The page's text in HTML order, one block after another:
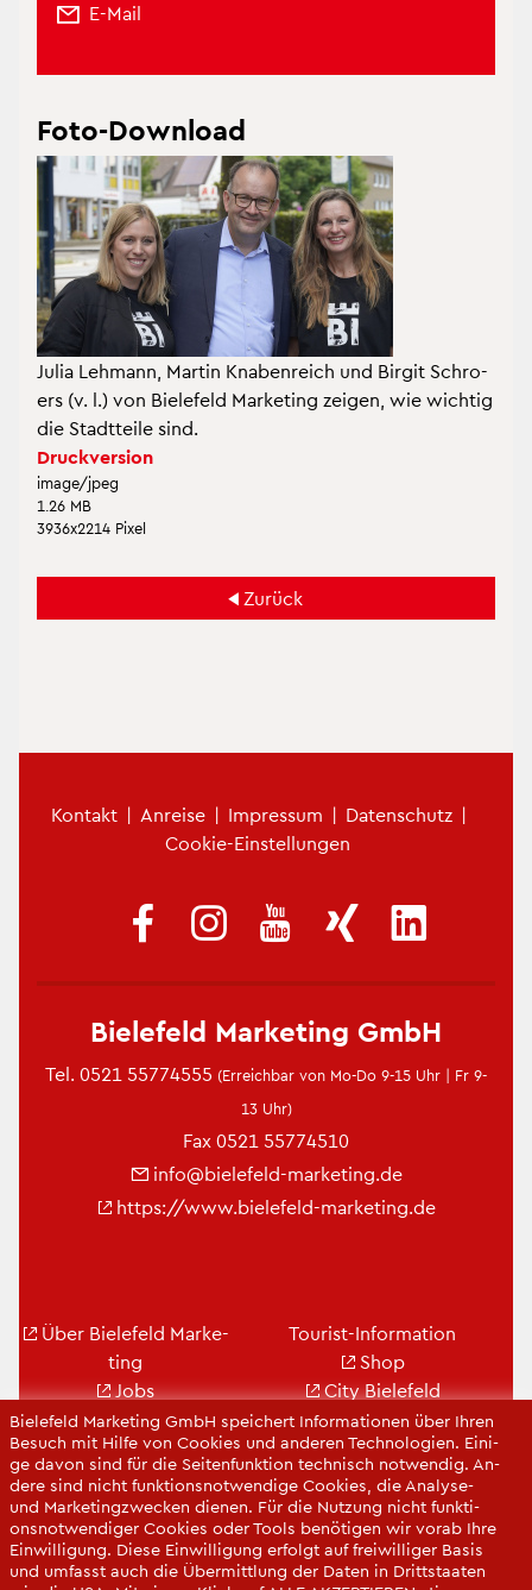
E-Mail
Foto-Down­load
Julia Leh­mann, Mar­tin Kna­ben­reich und Bir­git Schro­
ers (v. l.) von Bie­le­feld Mar­ke­ting zei­gen, wie wich­tig
die Stadt­tei­le sind.
Druck­ver­si­on
image/jpeg
1.26 MB
3936x2214 Pixel
Zu­rück
Fu­ß­zei­len­me­nüKon­takt | An­rei­se | Im­pres­sum | Da­ten­schutz |
Coo­kie-Ein­stel­lun­gen
Bie­le­feld Mar­ke­ting GmbH spei­chert In­for­ma­tio­nen über Ihren
Be­such mit Hilfe von Coo­kies und an­de­ren Tech­no­lo­gi­en. Ei­ni­
ge davon sind für die Sei­ten­funk­ti­on tech­nisch not­wen­dig. An­
de­re sind nicht funk­ti­ons­not­wen­di­ge Coo­kies, die Ana­ly­se-
und Mar­ke­ting­zwe­cken die­nen. Für die Nut­zung nicht funk­ti­
ons­not­wen­di­ger Coo­kies oder Tools be­nö­ti­gen wir vorab Ihre
Ein­wil­li­gung. Diese Ein­wil­li­gung er­folgt auf frei­wil­li­ger Basis
und um­fasst auch die Über­mitt­lung der Daten in Dritt­staa­ten
Bie­le­feld Mar­ke­ting GmbH
Tel. 0521 55774555 (Er­reich­bar von Mo-Do 9-15 Uhr | Fr 9-
13 Uhr)
Fax 0521 55774510
info@​bielefeld-​marketing.​de
https://​www.​bielefeld-​marketing.​de
Über Bie­le­feld Mar­ke­
ting
Jobs
Kon­takt
Ge­schäfts­be­richt
Pres­se
Tou­rist-In­for­ma­ti­on
Shop
City Bie­le­feld
Bie­le­feld-Gut­schein
Web­cams